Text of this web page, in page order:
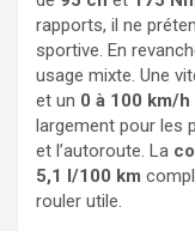
rapports, il ne
sportive. En
usage mixte. Une
et un 0 à 100 km/
largement pour les
et l’autoroute. La
5,1 l/100 km
rouler utile.